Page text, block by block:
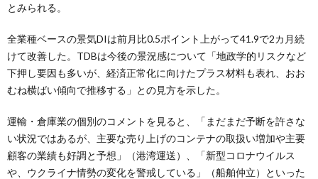
とみられる。
全業種ベースの景気DIは前月比0.5ポイント上がって41.9で2カ月続
けて改善した。TDBは今後の景況感について「地政学的リスクなど
下押し要因も多いが、経済正常化に向けたプラス材料も表れ、おお
むね横ばい傾向で推移する」との見方を示した。
運輸・倉庫業の個別のコメントを見ると、「まだまだ予断を許さな
い状況ではあるが、主要な売り上げのコンテナの取扱い増加や主要
顧客の業績も好調と予想」（港湾運送）、「新型コロナウイルス
や、ウクライナ情勢の変化を警戒している」（船舶仲立）といった